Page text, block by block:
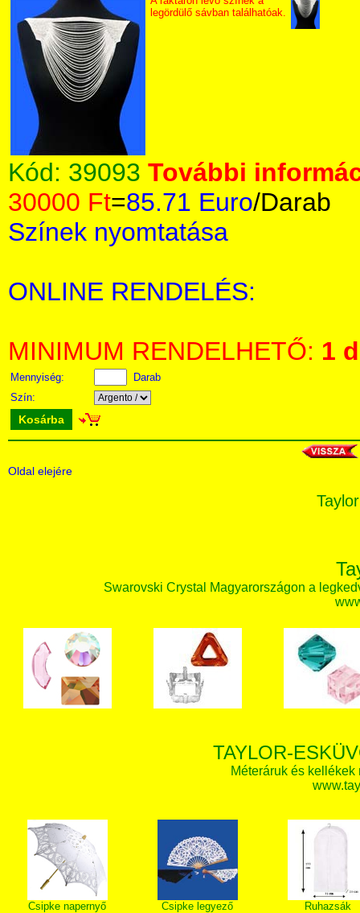
legördülő sávban találhatóak.
Kód: 39093 További
30000 Ft=85.71 Euro/Darab
Színek nyomtatása
ONLINE RENDELÉS:
MINIMUM RENDELHETŐ: 1
Mennyiség:
Darab
Szín:
Kosárba
Oldal elejére
Swarovski Crystal Magyarországon a
TAYLOR-
Méteráruk és
Csipke napernyő Csipke legyező Ruhazsák